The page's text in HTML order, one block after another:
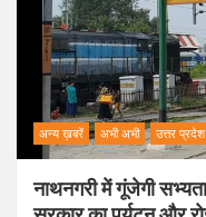
अन्य ख़बरें अभी अभी उत्तर प्रदेश
नाथनगरी में गूंजेगी